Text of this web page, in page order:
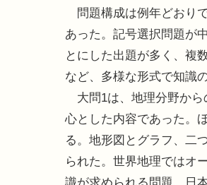
問題構成は例年どおり
あった。記号選択問題が
とにした出題が多く、複
など、多様な形式で知識
大問1は、地理分野から
心とした内容であった。
る。地形図とグラフ、二
られた。世界地理ではオ